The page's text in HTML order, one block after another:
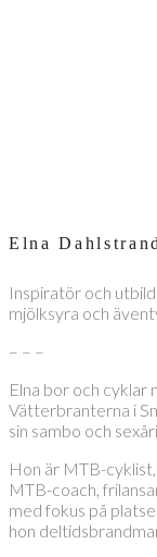
Elna Dahlstrand
Inspiratör och
mjölksyra och
– – –
Elna bor och
Vätterbranterna i
sin sambo och
Hon är MTB-
MTB-coach,
med fokus på
hon